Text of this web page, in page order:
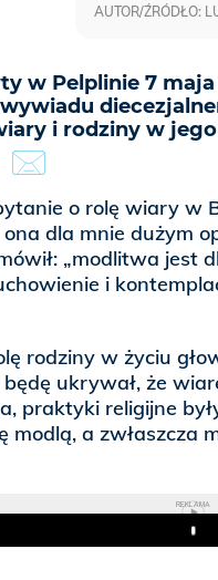
w Pelplinie 7
i rodziny w
AUTOR/ŹRÓDŁO:
o rolę wiary w
dla mnie dużym
„modlitwa jest
i
rodziny w życiu
ukrywał, że
praktyki religijne
modlą, a zwłaszcza
REKLAMA